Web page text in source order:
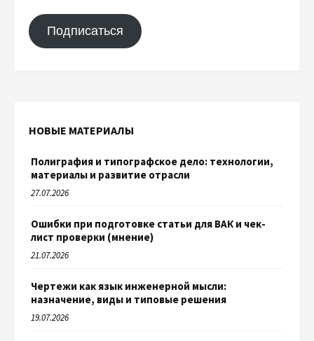
Подписаться
НОВЫЕ МАТЕРИАЛЫ
Полиграфия и типографское дело: технологии,
материалы и развитие отрасли
27.07.2026
Ошибки при подготовке статьи для ВАК и чек-
лист проверки (мнение)
21.07.2026
Чертежи как язык инженерной мысли:
назначение, виды и типовые решения
19.07.2026